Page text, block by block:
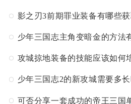
影之刃3前期罪业装备有哪些
攻城掠地装备的技能应该如何
少年三国志2的新攻城需要多长
可否分享一套成功的帝王三国